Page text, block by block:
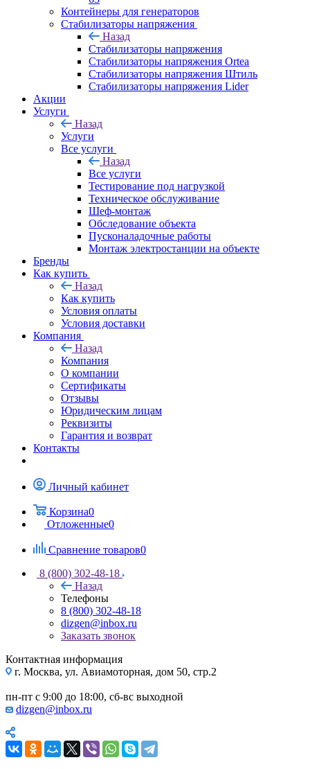
Контейнеры для генераторов
Стабилизаторы напряжения
Назад
Стабилизаторы напряжения
Стабилизаторы напряжения Ortea
Стабилизаторы напряжения Штиль
Стабилизаторы напряжения Lider
Акции
Услуги
Назад
Услуги
Все услуги
Назад
Все услуги
Тестирование под нагрузкой
Техническое обслуживание
Шеф-монтаж
Обследование объекта
Пусконаладочные работы
Монтаж электростанции на объекте
Бренды
Как купить
Назад
Как купить
Условия оплаты
Условия доставки
Компания
Назад
Компания
О компании
Сертификаты
Отзывы
Юридическим лицам
Реквизиты
Гарантия и возврат
Контакты
Личный кабинет
Корзина0
Отложенные0
Сравнение товаров0
8 (800) 302-48-18
Назад
Телефоны
8 (800) 302-48-18
dizgen@inbox.ru
Заказать звонок
Контактная информация
г. Москва, ул. Авиамоторная, дом 50, стр.2
пн-пт с 9:00 до 18:00, сб-вс выходной
dizgen@inbox.ru